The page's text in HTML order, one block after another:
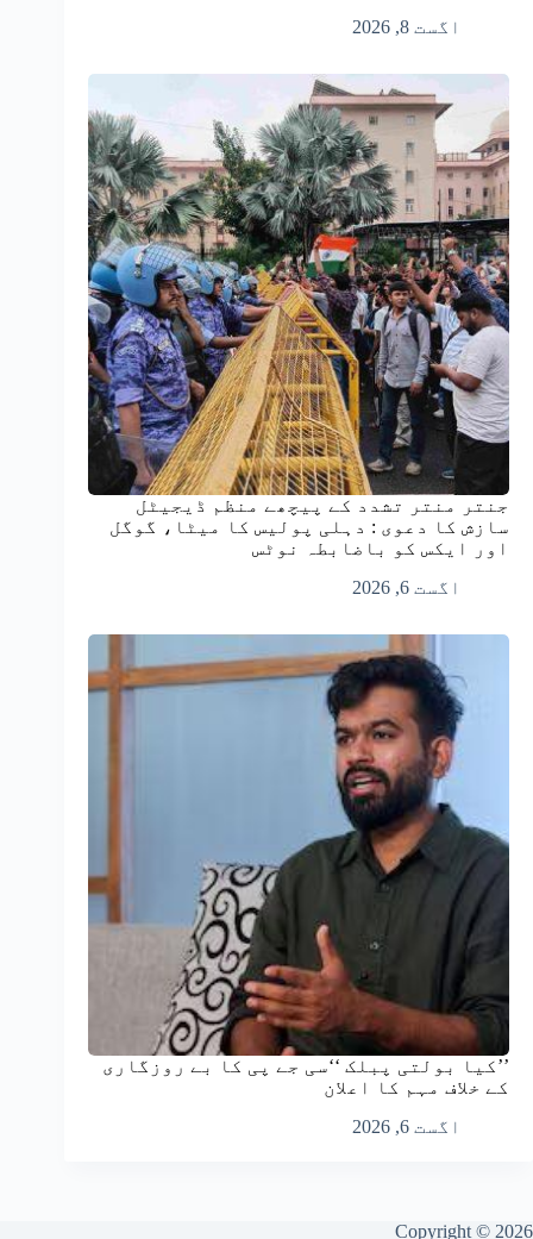
اگست 8, 2026
جنتر منتر تشدد کے پیچھے منظم ڈیجیٹل
سازش کا دعوی : دہلی پولیس کا میٹا، گوگل
اور ایکس کو باضابطہ نوٹس
اگست 6, 2026
’’کیا بولتی پبلک ‘‘سی جے پی کا بے روزگاری
کے خلاف مہم کا اعلان
اگست 6, 2026
Copyright © 2026